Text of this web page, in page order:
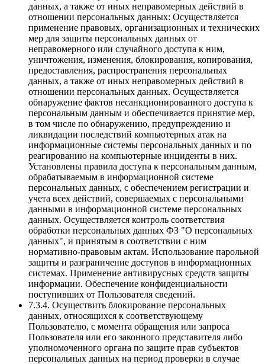
данных, а также от иных неправомерных действий в
отношении персональных данных: Осуществляется
применение правовых, организационных и технических
мер для защиты персональных данных от
неправомерного или случайного доступа к ним,
уничтожения, изменения, блокирования, копирования,
предоставления, распространения персональных
данных, а также от иных неправомерных действий в
отношении персональных данных. Осуществляется
обнаружение фактов несанкционированного доступа к
персональным данным и обеспечивается принятие мер,
в том числе по обнаружению, предупреждению и
ликвидации последствий компьютерных атак на
информационные системы персональных данных и по
реагированию на компьютерные инциденты в них.
Установлены правила доступа к персональным данным,
обрабатываемым в информационной системе
персональных данных, с обеспечением регистрации и
учета всех действий, совершаемых с персональными
данными в информационной системе персональных
данных. Осуществляется контроль соответствия
обработки персональных данных ФЗ "О персональных
данных", и принятым в соответствии с ним
нормативно-правовым актам. Использование парольной
защиты и разграничение доступов в информационных
системах. Применение антивирусных средств защиты
информации. Обеспечение конфиденциальности
поступивших от Пользователя сведений.
7.3.4. Осуществить блокирование персональных
данных, относящихся к соответствующему
Пользователю, с момента обращения или запроса
Пользователя или его законного представителя либо
уполномоченного органа по защите прав субъектов
персональных данных на период проверки в случае